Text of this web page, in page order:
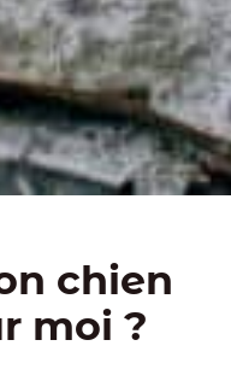
chien
moi ?